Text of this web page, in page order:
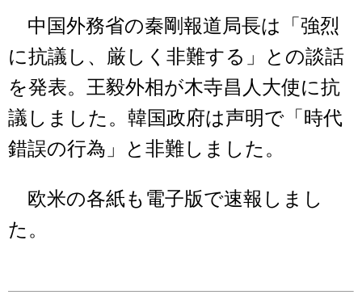
中国外務省の秦剛報道局長は「強烈
に抗議し、厳しく非難する」との談話
を発表。王毅外相が木寺昌人大使に抗
議しました。韓国政府は声明で「時代
錯誤の行為」と非難しました。
欧米の各紙も電子版で速報しまし
た。